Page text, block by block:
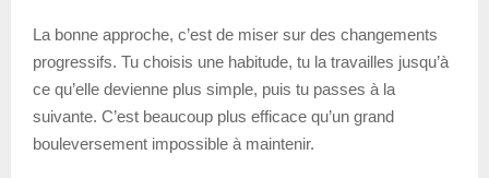
La bonne approche, c’est de miser sur des changements
progressifs. Tu choisis une habitude, tu la travailles jusqu’à
ce qu’elle devienne plus simple, puis tu passes à la
suivante. C’est beaucoup plus efficace qu’un grand
bouleversement impossible à maintenir.